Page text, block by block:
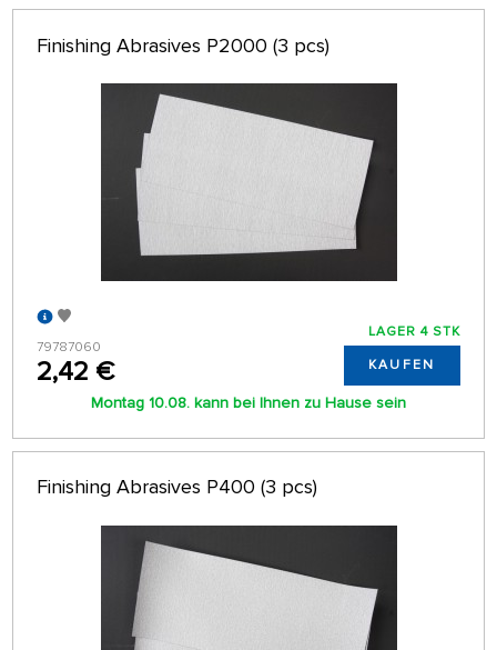
Finishing Abrasives P2000 (3 pcs)
79787060
2,42 €
LAGER 4 STK
KAUFEN
Montag 10.08. kann bei Ihnen zu Hause sein
Finishing Abrasives P400 (3 pcs)